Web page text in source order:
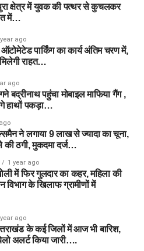
क्षेत्र में युवक की पत्थर से कुचलकर
में…
ago
ऑटोमेटेड पार्किंग का कार्य अंतिम चरण में,
राहत…
ago
बद्रीनाथ पहुंचा मोबाइल माफिया गैंग ,
हाथों पकड़ा…
ने लगाया 9 लाख से ज्यादा का चूना,
की ठगी, मुकदमा दर्ज…
1 year ago
में फिर गुलदार का कहर, महिला की
विभाग के खिलाफ ग्रामीणों में
ago
के कई जिलों में आज भी बारिश,
अलर्ट किया जारी….